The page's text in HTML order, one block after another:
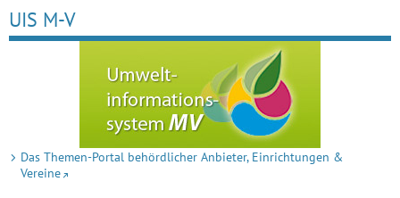
UIS M-V
Das Themen-Portal behördlicher Anbieter, Einrichtungen &
Vereine